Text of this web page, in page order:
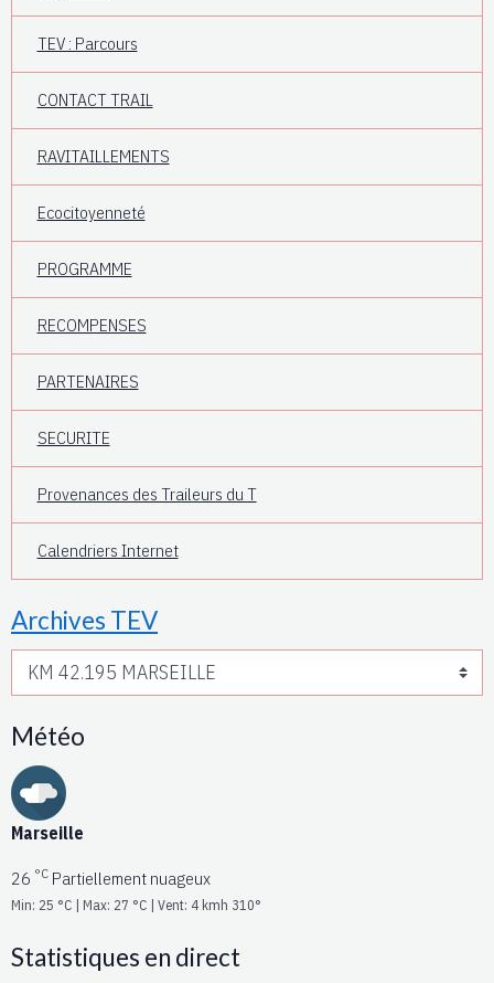
TEV : Parcours
CONTACT TRAIL
RAVITAILLEMENTS
Ecocitoyenneté
PROGRAMME
RECOMPENSES
PARTENAIRES
SECURITE
Provenances des Traileurs du T
Calendriers Internet
Archives TEV
Météo
Marseille
26 °C Partiellement nuageux
Min: 25 °C | Max: 27 °C | Vent: 4 kmh 310°
Statistiques en direct